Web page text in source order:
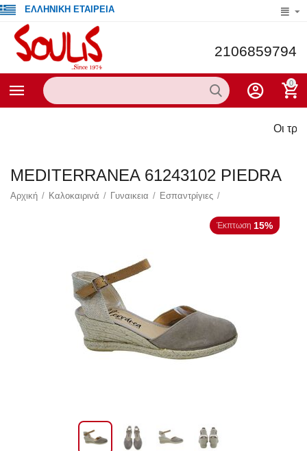
ΕΛΛΗΝΙΚΗ ΕΤΑΙΡΕΙΑ
2106859794
0
Οι
MEDITERRANEA 61243102 PIEDRA
Αρχική / Καλοκαιρινά / Γυναικεια / Εσπαντρίγιες /
Έκπτωση 15%